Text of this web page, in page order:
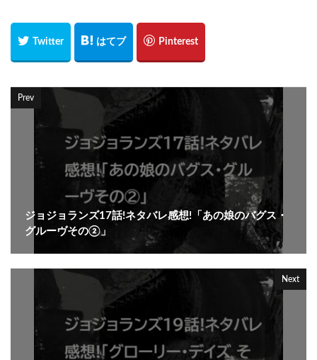
Prev
ジョジョランズ17話!ネタバレ感想!「あの娘のバグス・
グルーヴその②」
Next